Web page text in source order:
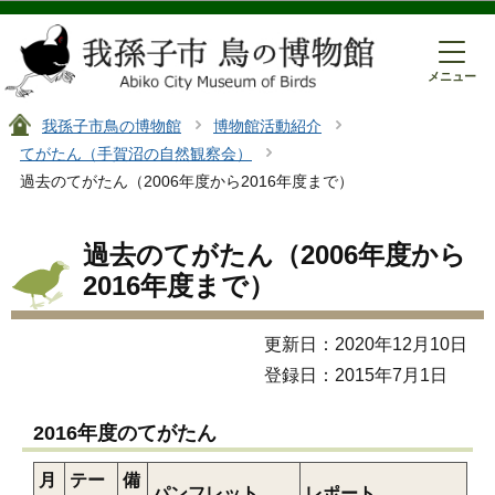
このページの本文へ移動
メニュー
我孫子市鳥の博物館
博物館活動紹介
てがたん（手賀沼の自然観察会）
過去のてがたん（2006年度から2016年度まで）
過去のてがたん（2006年度から
2016年度まで）
更新日：2020年12月10日
登録日：2015年7月1日
2016年度のてがたん
月 テー 備